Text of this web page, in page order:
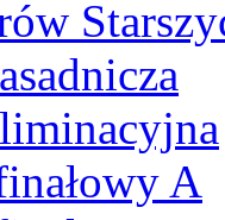
A